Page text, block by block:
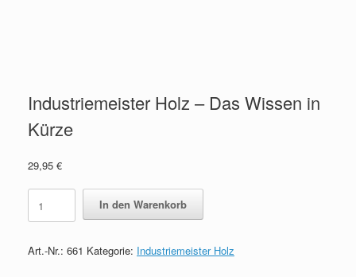
Industriemeister Holz – Das Wissen in
Kürze
29,95 €
Industriemeister
Holz
-
Wissen
In den Warenkorb
Art.-Nr.: 661 Kategorie: Industriemeister Holz